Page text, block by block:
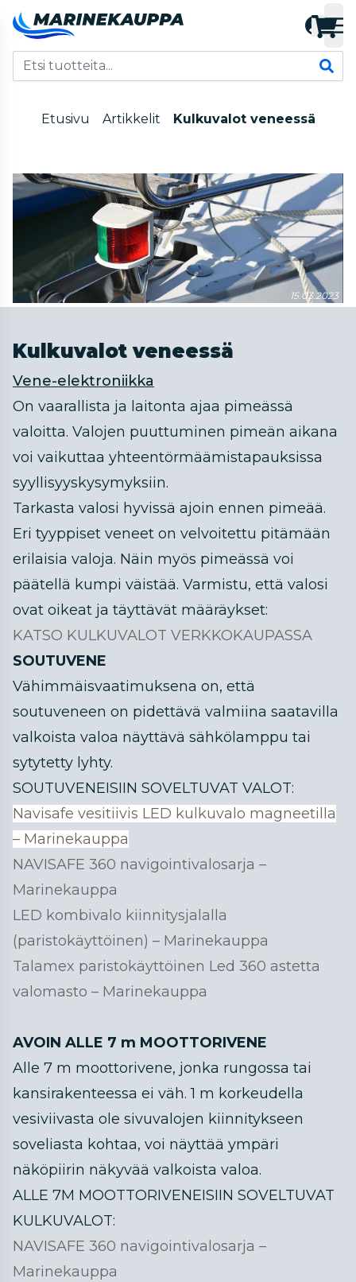
Etusivu Artikkelit Kulkuvalot veneessä
15.03.2023
Kulkuvalot veneessä
Vene-elektroniikka
On vaarallista ja laitonta ajaa pimeässä
valoitta. Valojen puuttuminen pimeän aikana
voi vaikuttaa yhteentörmäämistapauksissa
syyllisyyskysymyksiin.
Tarkasta valosi hyvissä ajoin ennen pimeää.
Eri tyyppiset veneet on velvoitettu pitämään
erilaisia valoja. Näin myös pimeässä voi
päätellä kumpi väistää. Varmistu, että valosi
ovat oikeat ja täyttävät määräykset:
KATSO KULKUVALOT VERKKOKAUPASSA
SOUTUVENE
Vähimmäisvaatimuksena on, että
soutuveneen on pidettävä valmiina saatavilla
valkoista valoa näyttävä sähkölamppu tai
sytytetty lyhty.
SOUTUVENEISIIN SOVELTUVAT VALOT:
Navisafe vesitiivis LED kulkuvalo magneetilla
– Marinekauppa
NAVISAFE 360 navigointivalosarja –
Marinekauppa
LED kombivalo kiinnitysjalalla
(paristokäyttöinen) – Marinekauppa
Talamex paristokäyttöinen Led 360 astetta
valomasto – Marinekauppa
AVOIN ALLE 7 m MOOTTORIVENE
Alle 7 m moottorivene, jonka rungossa tai
kansirakenteessa ei väh. 1 m korkeudella
vesiviivasta ole sivuvalojen kiinnitykseen
soveliasta kohtaa, voi näyttää ympäri
näköpiirin näkyvää valkoista valoa.
ALLE 7M MOOTTORIVENEISIIN SOVELTUVAT
KULKUVALOT:
NAVISAFE 360 navigointivalosarja –
Marinekauppa